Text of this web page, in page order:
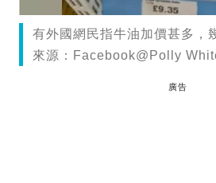
有外國網民指牛油加價甚多，
來源：Facebook@Polly
廣告